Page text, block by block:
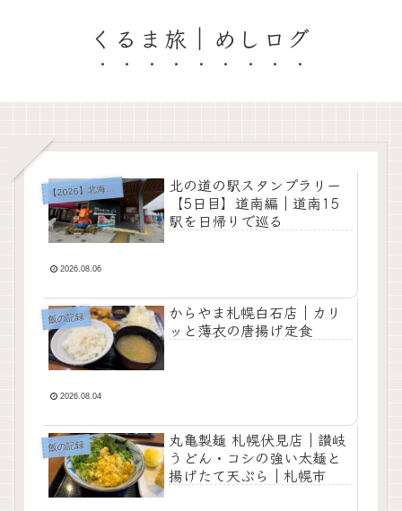
くるま旅｜めしログ
【2026】北海道「道の駅」巡り
北の道の駅スタンプラリー
【5日目】道南編｜道南15
駅を日帰りで巡る
2026.08.06
飯の記録
からやま札幌白石店｜カリ
ッと薄衣の唐揚げ定食
2026.08.04
飯の記録
丸亀製麺 札幌伏見店｜讃岐
うどん・コシの強い太麺と
揚げたて天ぷら｜札幌市